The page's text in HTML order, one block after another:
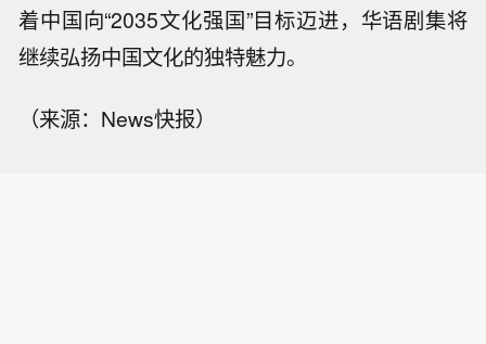
着中国向“2035文化强国”目标迈进，华语剧集将
继续弘扬中国文化的独特魅力。
（来源：News快报）